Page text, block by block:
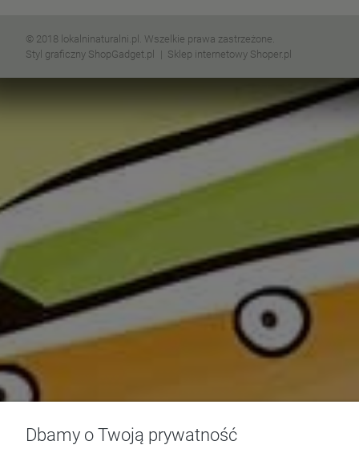
© 2018 lokalninaturalni.pl. Wszelkie prawa zastrzeżone.
Styl graficzny ShopGadget.pl
Sklep internetowy Shoper.pl
Dbamy o Twoją prywatność